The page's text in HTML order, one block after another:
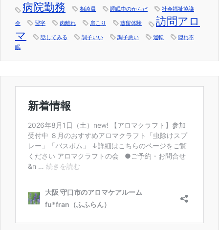
病院勤務 相談員 睡眠中のからだ 社会福祉協議
会 習字 肉離れ 肩こり 蒸留体験
訪問アロ
マ
話してみる 調子いい 調子悪い 運転
隠れ不
眠